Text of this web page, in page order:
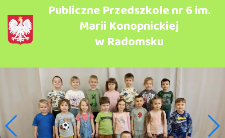
Publiczne Przedszkole nr 6 im.
Marii Konopnickiej
w Radomsku